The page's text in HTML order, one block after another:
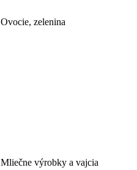
Ovocie, zelenina
Mliečne výrobky a vajcia